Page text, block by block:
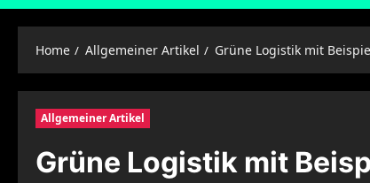
Home Allgemeiner Artikel Grüne Logistik mit
Allgemeiner Artikel
Grüne Logistik mit